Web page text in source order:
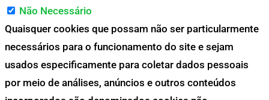
Não Necessário
Quaisquer cookies que possam não ser particularmente
necessários para o funcionamento do site e sejam
usados especificamente para coletar dados pessoais
por meio de análises, anúncios e outros conteúdos